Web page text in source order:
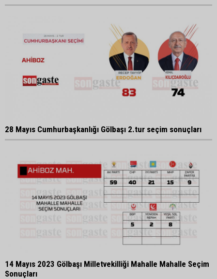
28 Mayıs Cumhurbaşkanlığı Gölbaşı 2.tur seçim sonuçları
14 Mayıs 2023 Gölbaşı Milletvekilliği Mahalle Mahalle Seçim
Sonuçları